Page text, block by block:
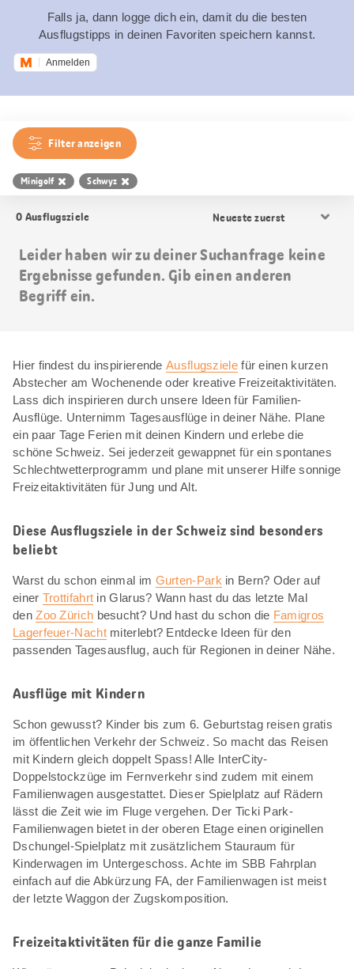
Falls ja, dann logge dich ein, damit du die besten
Ausflugstipps in deinen Favoriten speichern kannst.
Anmelden
Filter anzeigen
Minigolf Schwyz
0 Ausflugsziele
Sortierung
Leider haben wir zu deiner Suchanfrage keine
Ergebnisse gefunden. Gib einen anderen
Begriff ein.
Hier findest du inspirierendeAusflugszielefür einen kurzen
Abstecher am Wochenende oder kreative Freizeitaktivitäten.
Lass dich inspirieren durch unsere Ideen für Familien-
Ausflüge. Unternimm Tagesausflüge in deiner Nähe. Plane
ein paar Tage Ferien mit deinen Kindern und erlebe die
schöne Schweiz. Sei jederzeit gewappnet für ein spontanes
Schlechtwetterprogramm und plane mit unserer Hilfe sonnige
Freizeitaktivitäten für Jung und Alt.
Diese Ausflugsziele in der Schweiz sind besonders
beliebt
Warst du schon einmal im Gurten-Park in Bern? Oder auf
einer Trottifahrt in Glarus? Wann hast du das letzte Mal
denZoo Zürich besucht? Und hast du schon die Famigros
Lagerfeuer-Nachtmiterlebt? Entdecke Ideen für den
passenden Tagesausflug, auch für Regionen in deiner Nähe.
Ausflüge mit Kindern
Schon gewusst? Kinder bis zum 6. Geburtstag reisen gratis
im öffentlichen Verkehr der Schweiz. So macht das Reisen
mit Kindern gleich doppelt Spass! Alle InterCity-
Doppelstockzüge im Fernverkehr sind zudem mit einem
Familienwagen ausgestattet. Dieser Spielplatz auf Rädern
lässt die Zeit wie im Fluge vergehen. Der Ticki Park-
Familienwagen bietet in der oberen Etage einen originellen
Dschungel-Spielplatz mit zusätzlichem Stauraum für
Kinderwagen im Untergeschoss. Achte im SBB Fahrplan
einfach auf die Abkürzung FA, der Familienwagen ist meist
der letzte Waggon der Zugskomposition.
Freizeitaktivitäten für die ganze Familie